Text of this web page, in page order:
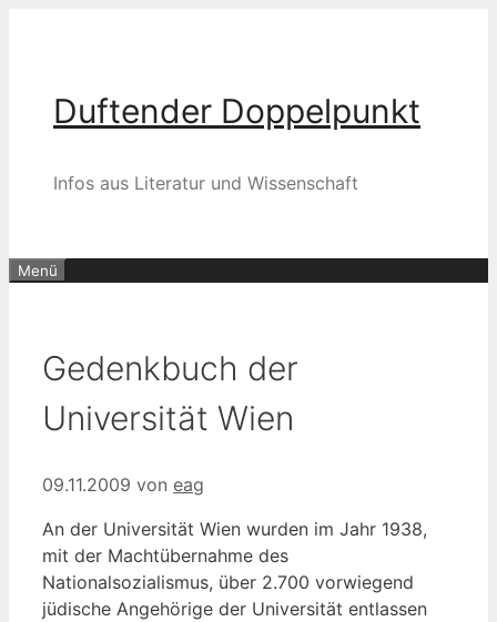
Duftender Doppelpunkt
Infos aus Literatur und Wissenschaft
Menü
Gedenkbuch der
Universität Wien
09.11.2009 von eag
An der Universität Wien wurden im Jahr 1938,
mit der Machtübernahme des
Nationalsozialismus, über 2.700 vorwiegend
jüdische Angehörige der Universität entlassen